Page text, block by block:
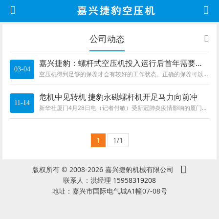
公司动态
03-04
嘉兴捷豹：螺杆式空压机投入运行后首年需要保养的项目
空压机得到足够的保养才会有较好的工作状态。正确的保养可以增加整个机器的使用寿命，大大减少了故障停机的时间。螺杆空压机的保养周期各厂家
11-14
危机中见转机 捷豹永磁螺杆机开足马力向前冲
新华社厦门4月28日电（记者付敏）受新冠肺炎疫情影响的厦门，如今已按下复工复产重启键。作为大陆台资企业最集中的城市之一，厦门部分台资企业
1 1/1
版权所有 © 2008-2026 嘉兴捷豹机械有限公司
联系人：洪经理 15958319208
地址：嘉兴市国际电气城A1幢07-08号